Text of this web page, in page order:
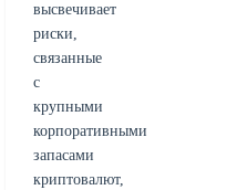
высвечивает
риски,
связанные
с
крупными
корпоративными
запасами
криптовалют,